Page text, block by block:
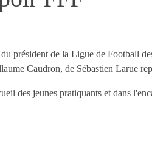
président de la Ligue de Football
Caudron, de Sébastien Larue
des jeunes pratiquants et dans